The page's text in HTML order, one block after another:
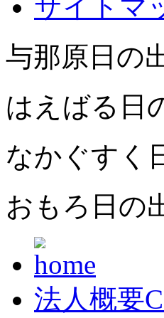
サイトマ
与那原日の
はえばる日
なかぐすく
おもろ日の
法人概要